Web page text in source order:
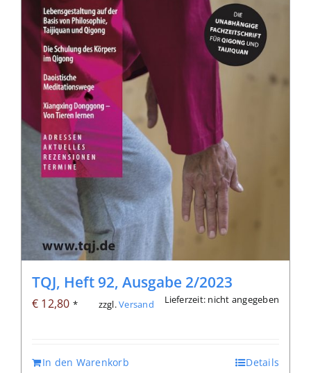
TQJ, Heft 92, Ausgabe 2/2023
€ 12,80 * zzgl.Versand Lieferzeit: nicht angegeben
In den Warenkorb Details